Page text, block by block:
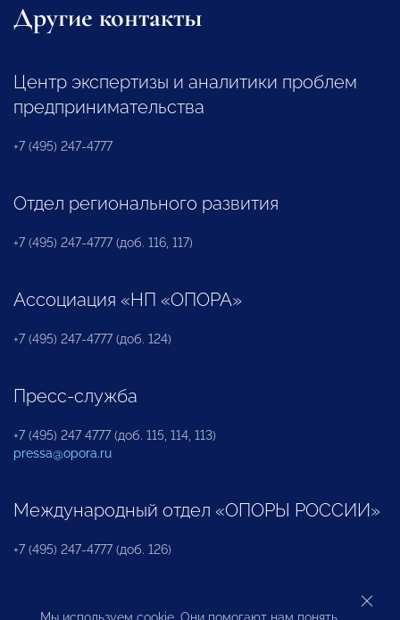
Другие контакты
Центр экспертизы и аналитики проблем
предпринимательства
+7 (495) 247-4777
Отдел регионального развития
+7 (495) 247-4777 (доб. 116, 117)
Ассоциация «НП «ОПОРА»
+7 (495) 247-4777 (доб. 124)
Пресс-служба
+7 (495) 247 4777 (доб. 115, 114, 113)
pressa@opora.ru
Международный отдел «ОПОРЫ РОССИИ»
+7 (495) 247-4777 (доб. 126)
Бюро по защите прав предпринимателей и
Мы используем cookie. Они помогают нам понять,